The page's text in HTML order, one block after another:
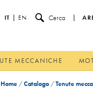
IT EN Cerca
MECCANICHE
Home /Catalogo /Tenute